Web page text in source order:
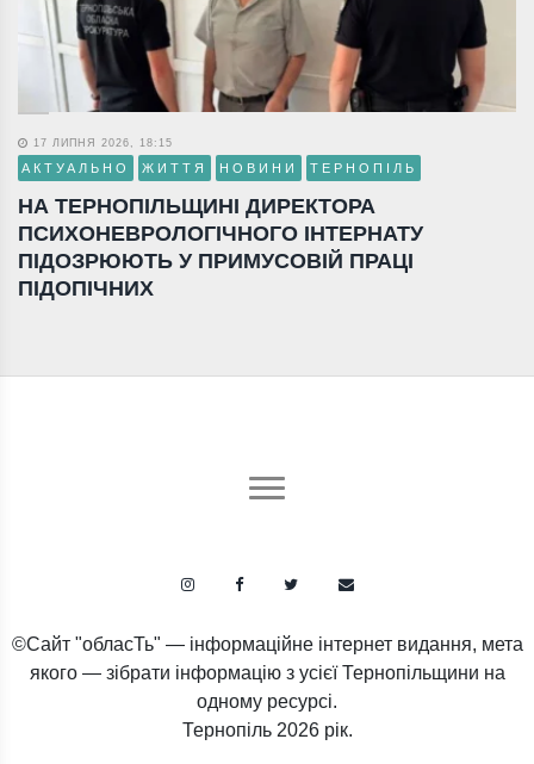
17 ЛИПНЯ 2026, 18:15
АКТУАЛЬНО ЖИТТЯ НОВИНИ ТЕРНОПІЛЬ
НА ТЕРНОПІЛЬЩИНІ ДИРЕКТОРА
ПСИХОНЕВРОЛОГІЧНОГО ІНТЕРНАТУ
ПІДОЗРЮЮТЬ У ПРИМУСОВІЙ ПРАЦІ
ПІДОПІЧНИХ
©Сайт "обласТь" — інформаційне інтернет видання, мета
якого — зібрати інформацію з усієї Тернопільщини на
одному ресурсі.
Тернопіль 2026 рік.